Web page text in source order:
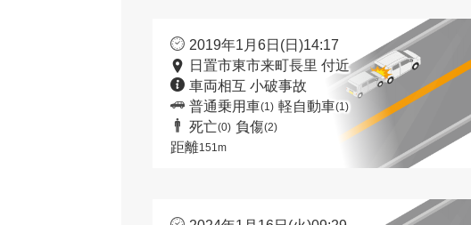
2019年1月6日(日)14:17
日置市東市来町長里 付近
車両相互 小破事故
普通乗用車(1) 軽自動車(1)
死亡(0) 負傷(2)
距離151m